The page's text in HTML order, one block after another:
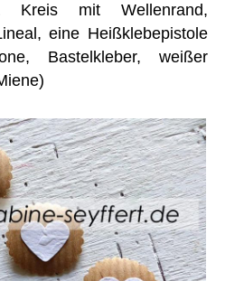
mit Wellenrand,
eine Heißklebepistole
Bastelkleber, weißer